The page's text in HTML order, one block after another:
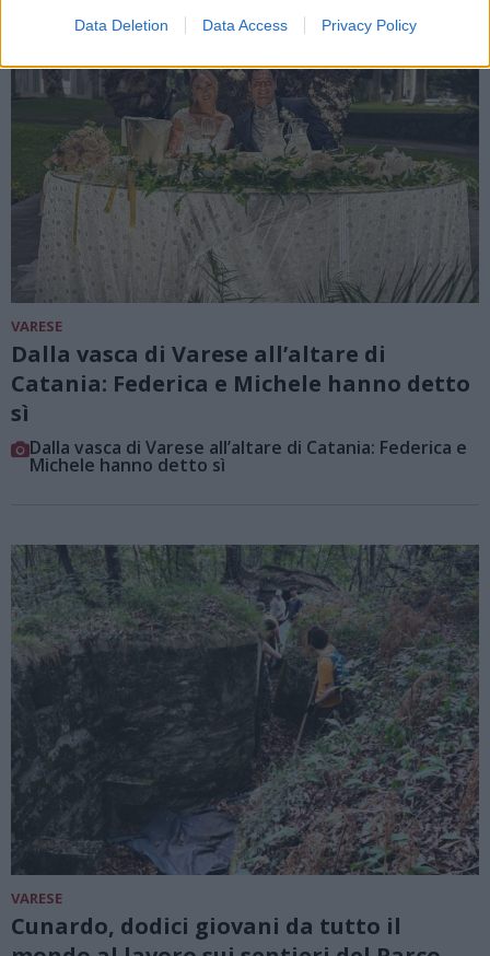
Data Deletion Data Access Privacy Policy
VARESE
Dalla vasca di Varese all’altare di
Catania: Federica e Michele hanno detto
sì
Dalla vasca di Varese all’altare di Catania: Federica e
Michele hanno detto sì
VARESE
Cunardo, dodici giovani da tutto il